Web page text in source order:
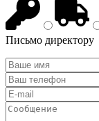
Письмо директору